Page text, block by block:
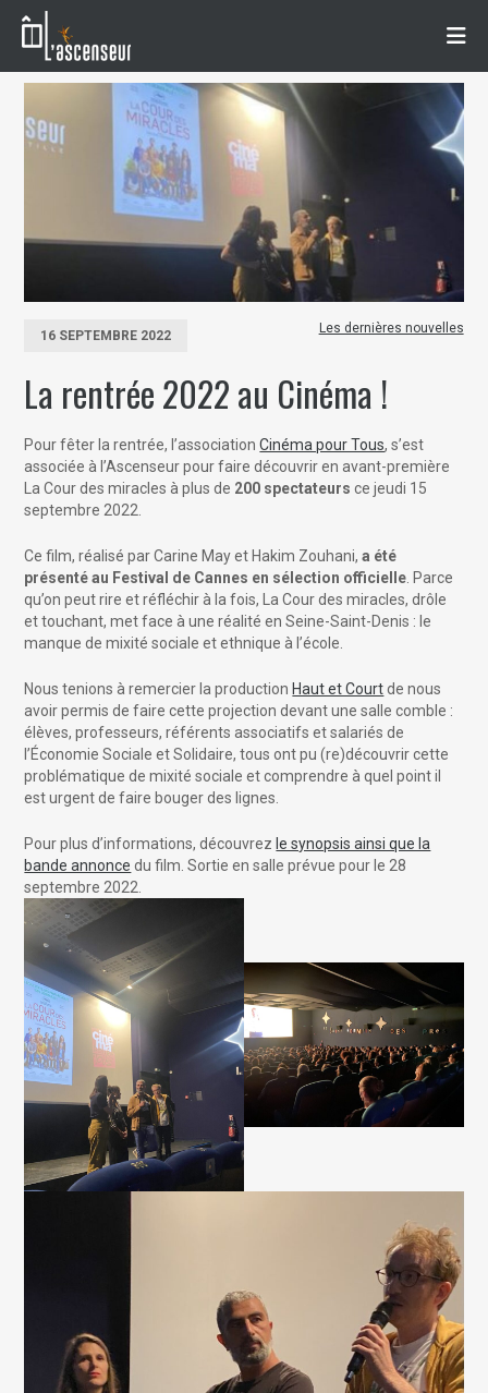
16 SEPTEMBRE 2022 Les dernières nouvelles
La rentrée 2022 au Cinéma !
Pour fêter la rentrée, l’associationCinéma pour Tous, s’est
associée à l’Ascenseur pour faire découvrir en avant-première
La Cour des miracles à plus de 200 spectateurs ce jeudi 15
septembre 2022.
Ce film, réalisé par Carine May et Hakim Zouhani,a été
présenté au Festival de Cannes en sélection officielle. Parce
qu’on peut rire et réfléchir à la fois, La Cour des miracles, drôle
et touchant, met face à une réalité en Seine-Saint-Denis : le
manque de mixité sociale et ethnique à l’école.
Nous tenions à remercier la production Haut et Courtde nous
avoir permis de faire cette projection devant une salle comble :
élèves, professeurs, référents associatifs et salariés de
l’Économie Sociale et Solidaire, tous ont pu (re)découvrir cette
problématique de mixité sociale et comprendre à quel point il
est urgent de faire bouger des lignes.
Pour plus d’informations, découvrez le synopsis ainsi que la
bande annonce du film. Sortie en salle prévue pour le 28
septembre 2022.